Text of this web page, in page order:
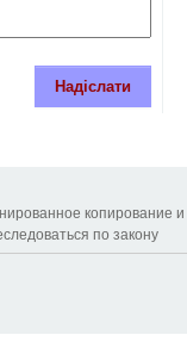
Надіслати
копирование и
по закону